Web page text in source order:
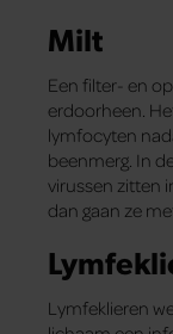
Milt
Een filter- en
erdoorheen.
lymfocyten
beenmerg. In
virussen zitten
dan gaan ze
Lymfe­klieren